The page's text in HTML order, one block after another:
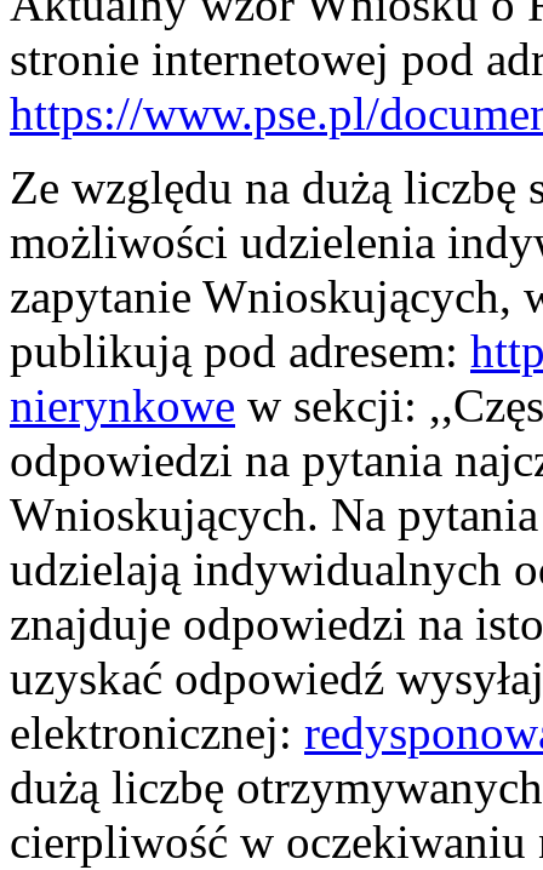
stronie internetowej pod
https://www.pse.pl/
Ze względu na dużą liczbę
możliwości udzielenia
zapytanie Wnioskujących,
publikują pod adresem:
nierynkowe w sekcji:
odpowiedzi na pytania
Wnioskujących. Na
udzielają indywidualnych
znajduje odpowiedzi na
uzyskać odpowiedź
elektronicznej:
dużą liczbę
cierpliwość w oczekiwaniu